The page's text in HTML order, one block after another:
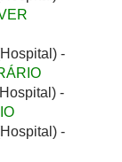
-
-
-